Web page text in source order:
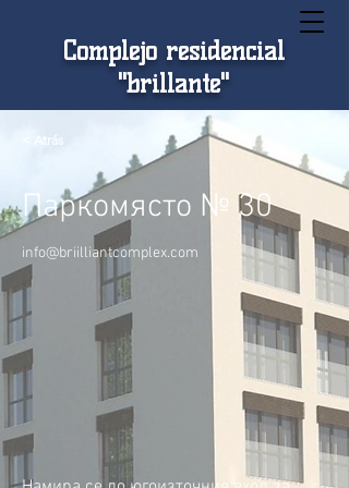
Complejo residencial
"brillante"
< Atrás
Паркомясто № 30
info@briilliantcomplex.com